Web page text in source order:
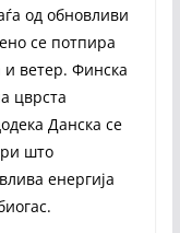
од обновливи
се потпира
и ветер. Финска
цврста
Данска се
што
енергија